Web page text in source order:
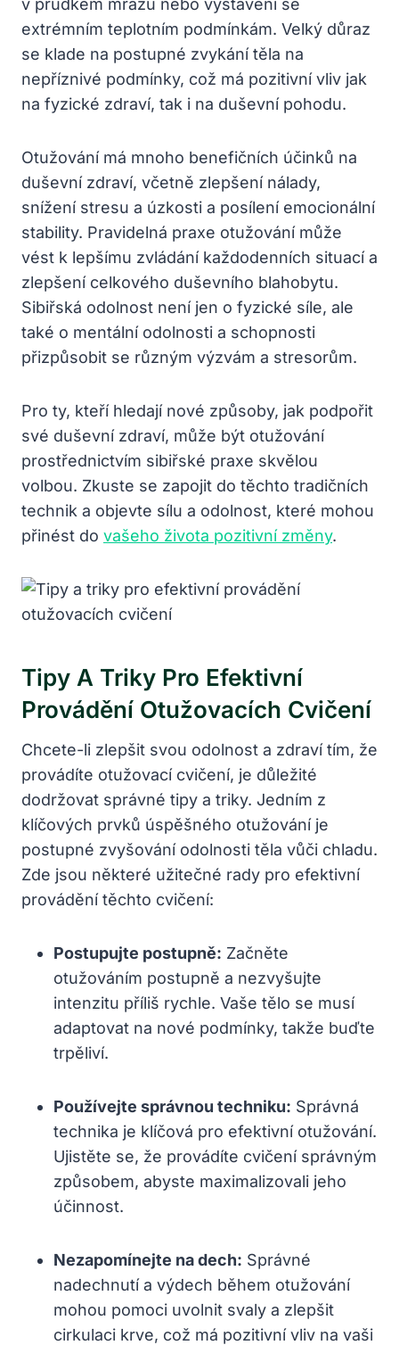
extrémním teplotním podmínkám. Velký důraz
se klade na postupné zvykání těla na
nepříznivé podmínky, což má pozitivní vliv jak
na fyzické zdraví, tak i na duševní pohodu.
Otužování má mnoho benefičních účinků na
duševní zdraví, včetně zlepšení nálady,
snížení stresu a úzkosti a posílení emocionální
stability. Pravidelná praxe otužování může
vést k lepšímu zvládání každodenních situací a
zlepšení celkového duševního blahobytu.
Sibiřská odolnost není jen o fyzické síle, ale
také o mentální odolnosti a schopnosti
přizpůsobit se různým výzvám a stresorům.
Pro ty, kteří hledají nové způsoby, jak podpořit
své duševní zdraví, může být otužování
prostřednictvím sibiřské praxe skvělou
volbou. Zkuste se zapojit do těchto tradičních
technik a objevte sílu a odolnost, které mohou
přinést do vašeho života pozitivní změny.
Tipy A Triky Pro Efektivní
Provádění Otužovacích Cvičení
Chcete-li zlepšit svou odolnost a zdraví tím, že
provádíte otužovací cvičení, je důležité
dodržovat správné tipy a triky. Jedním z
klíčových prvků úspěšného otužování je
postupné zvyšování odolnosti těla vůči chladu.
Zde jsou některé užitečné rady pro efektivní
provádění těchto cvičení:
Postupujte postupně: Začněte
otužováním postupně a nezvyšujte
intenzitu příliš rychle. Vaše tělo se musí
adaptovat na nové podmínky, takže buďte
trpěliví.
Používejte správnou techniku: Správná
technika je klíčová pro efektivní otužování.
Ujistěte se, že provádíte cvičení správným
způsobem, abyste maximalizovali jeho
účinnost.
Nezapomínejte na dech: Správné
nadechnutí a výdech během otužování
mohou pomoci uvolnit svaly a zlepšit
cirkulaci krve, což má pozitivní vliv na vaši